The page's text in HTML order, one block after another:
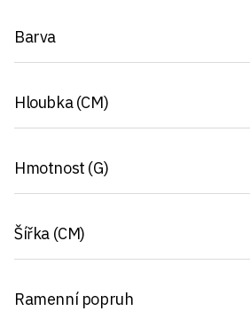
Barva
Hloubka (CM)
Hmotnost (G)
Šířka (CM)
Ramenní popruh